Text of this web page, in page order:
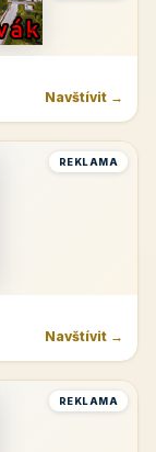
Navštívit →
REKLAMA
Navštívit →
REKLAMA